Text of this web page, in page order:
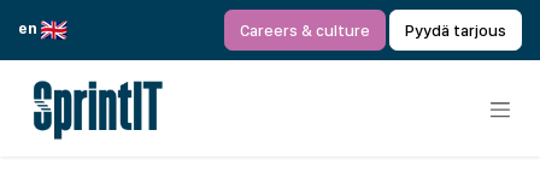
en
Careers & culture Pyydä tarjous